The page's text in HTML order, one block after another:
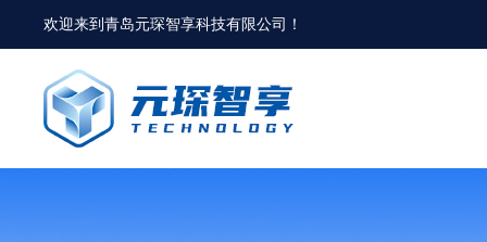
欢迎来到青岛元琛智享科技有限公司 ！